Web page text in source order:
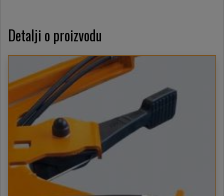
Detalji o proizvodu